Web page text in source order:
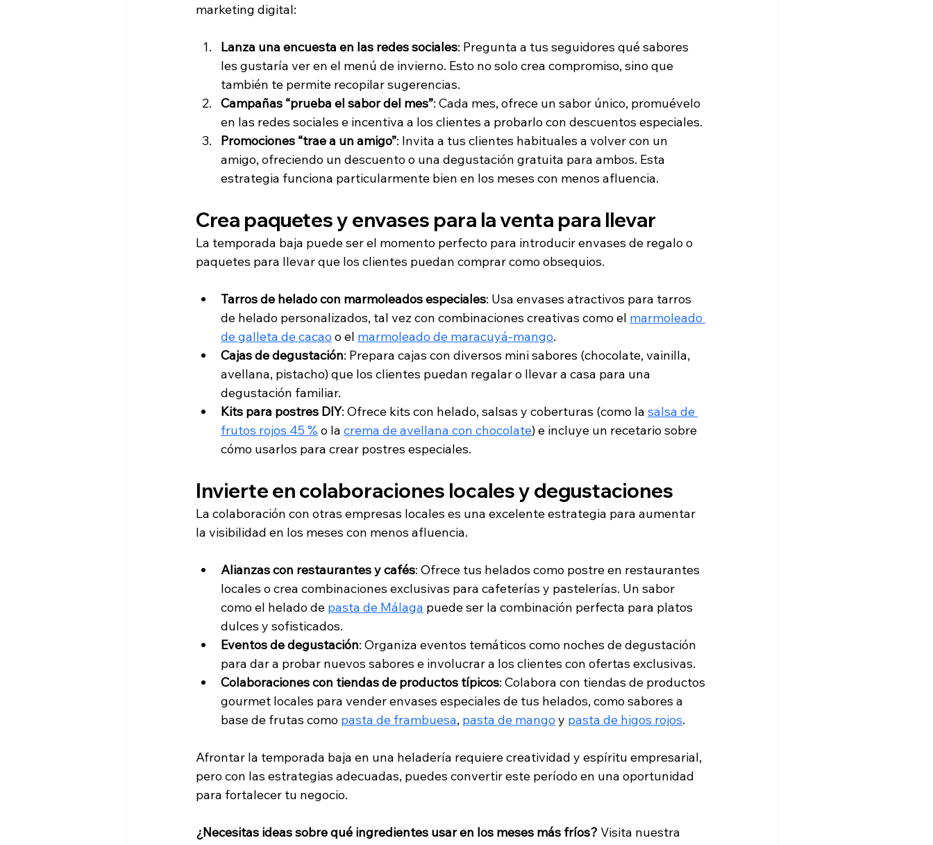
marketing digital:
Lanza una encuesta en las redes sociales: Pregunta a tus seguidores qué sabores
les gustaría ver en el menú de invierno. Esto no solo crea compromiso, sino que
también te permite recopilar sugerencias.
Campañas “prueba el sabor del mes”: Cada mes, ofrece un sabor único, promuévelo
en las redes sociales e incentiva a los clientes a probarlo con descuentos especiales.
Promociones “trae a un amigo”: Invita a tus clientes habituales a volver con un
amigo, ofreciendo un descuento o una degustación gratuita para ambos. Esta
estrategia funciona particularmente bien en los meses con menos afluencia.
Crea paquetes y envases para la venta para llevar
La temporada baja puede ser el momento perfecto para introducir envases de regalo o
paquetes para llevar que los clientes puedan comprar como obsequios.
Tarros de helado con marmoleados especiales: Usa envases atractivos para tarros
de helado personalizados, tal vez con combinaciones creativas como el marmoleado
de galleta de cacao o el marmoleado de maracuyá-mango.
Cajas de degustación: Prepara cajas con diversos mini sabores (chocolate, vainilla,
avellana, pistacho) que los clientes puedan regalar o llevar a casa para una
degustación familiar.
Kits para postres DIY: Ofrece kits con helado, salsas y coberturas (como la salsa de
frutos rojos 45 % o la crema de avellana con chocolate) e incluye un recetario sobre
cómo usarlos para crear postres especiales.
Invierte en colaboraciones locales y degustaciones
La colaboración con otras empresas locales es una excelente estrategia para aumentar
la visibilidad en los meses con menos afluencia.
Alianzas con restaurantes y cafés: Ofrece tus helados como postre en restaurantes
locales o crea combinaciones exclusivas para cafeterías y pastelerías. Un sabor
como el helado de pasta de Málaga puede ser la combinación perfecta para platos
dulces y sofisticados.
Eventos de degustación: Organiza eventos temáticos como noches de degustación
para dar a probar nuevos sabores e involucrar a los clientes con ofertas exclusivas.
Colaboraciones con tiendas de productos típicos: Colabora con tiendas de productos
gourmet locales para vender envases especiales de tus helados, como sabores a
base de frutas como pasta de frambuesa, pasta de mango y pasta de higos rojos.
Afrontar la temporada baja en una heladería requiere creatividad y espíritu empresarial,
pero con las estrategias adecuadas, puedes convertir este período en una oportunidad
para fortalecer tu negocio.
¿Necesitas ideas sobre qué ingredientes usar en los meses más fríos? Visita nuestra